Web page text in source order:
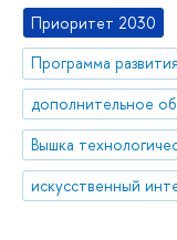
Приоритет 2030
Программа
дополнительное
Вышка
искусственный